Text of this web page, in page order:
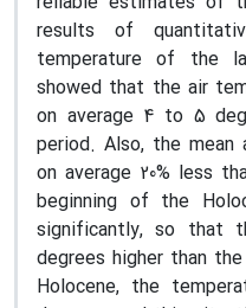
results of
temperature of the
showed that the air
on average 4 to 5
period. Also, the mean
on average 20% less
beginning of the
significantly, so that
degrees higher than
Holocene, the